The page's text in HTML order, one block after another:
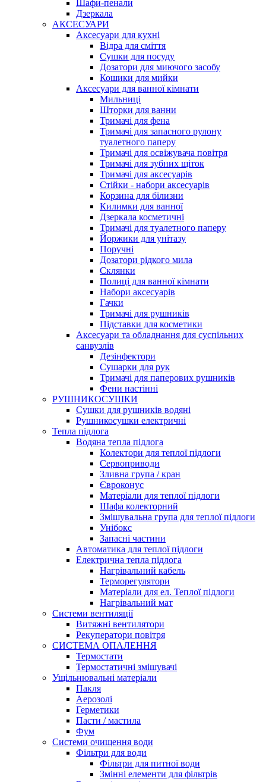
Шафи-пенали
Дзеркала
АКСЕСУАРИ
Аксесуари для кухні
Відра для сміття
Сушки для посуду
Дозатори для миючого засобу
Кошики для мийки
Аксесуари для ванної кімнати
Мильниці
Шторки для ванни
Тримачі для фена
Тримачі для запасного рулону
туалетного паперу
Тримачі для освіжувача повітря
Тримачі для зубних щіток
Тримачі для аксесуарів
Стійки - набори аксесуарів
Корзина для білизни
Килимки для ванної
Дзеркала косметичні
Тримачі для туалетного паперу
Йоржики для унітазу
Поручні
Дозатори рідкого мила
Склянки
Полиці для ванної кімнати
Набори аксесуарів
Гачки
Тримачі для рушників
Підставки для косметики
Аксесуари та обладнання для суспільних
санвузлів
Дезінфектори
Сушарки для рук
Тримачі для паперових рушників
Фени настінні
РУШНИКОСУШКИ
Сушки для рушників водяні
Рушникосушки електричні
Тепла підлога
Водяна тепла підлога
Колектори для теплої підлоги
Сервоприводи
Зливна група / кран
Євроконус
Матеріали для теплої підлоги
Шафа колекторний
Змішувальна група для теплої підлоги
Унібокс
Запасні частини
Автоматика для теплої підлоги
Електрична тепла підлога
Нагрівальний кабель
Терморегулятори
Матеріали для ел. Теплої підлоги
Нагрівальний мат
Системи вентиляції
Витяжні вентилятори
Рекуператори повітря
СИСТЕМА ОПАЛЕННЯ
Термостати
Термостатичні змішувачі
Ущільнювальні матеріали
Пакля
Аерозолі
Герметики
Пасти / мастила
Фум
Системи очищення води
Фільтри для води
Фільтри для питної води
Змінні елементи для фільтрів